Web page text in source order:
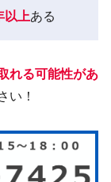
以上ある
れる可能性があ
い！